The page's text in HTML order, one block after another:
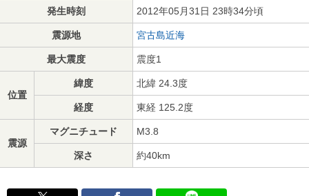
発生時刻 2012年05月31日 23時34分頃
震源地 宮古島近海
最大震度 震度1
位置
緯度 北緯 24.3度
経度 東経 125.2度
震源
マグニチュード M3.8
深さ 約40km